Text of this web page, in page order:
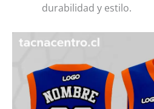
durabilidad y estilo.